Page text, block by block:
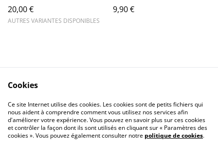
20,00 €
AUTRES VARIANTES DISPONIBLES
9,90 €
Contact Us
Legal Terms
Privacy Policy
Cookie Policy
Cookies
Ce site Internet utilise des cookies. Les cookies sont de petits fichiers qui
nous aident à comprendre comment vous utilisez nos services afin
d'améliorer votre expérience. Vous pouvez en savoir plus sur ces cookies
et contrôler la façon dont ils sont utilisés en cliquant sur « Paramètres des
cookies ». Vous pouvez également consulter notre politique de cookies.